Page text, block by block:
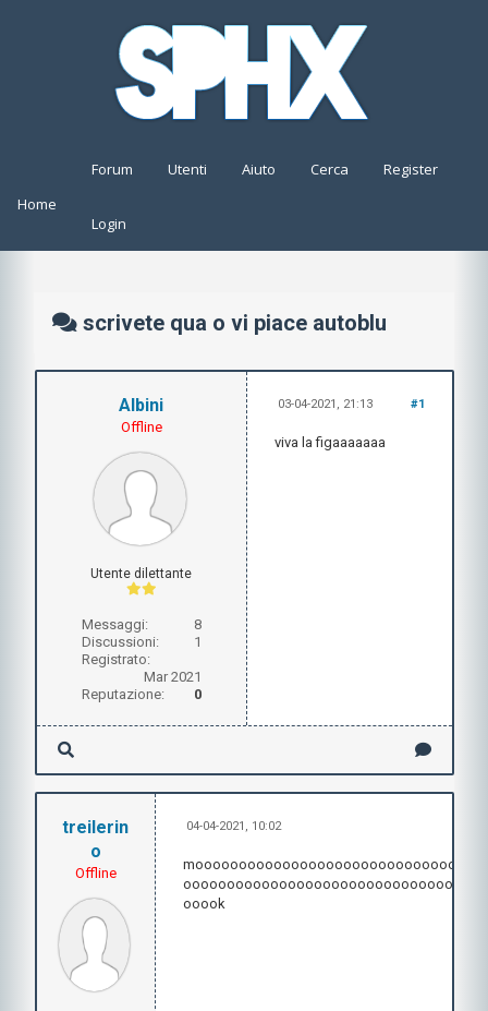
Home
Forum Utenti Aiuto Cerca Register
Login
scrivete qua o vi piace autoblu
Albini
Offline
Utente dilettante
Messaggi:
8
Discussioni:
1
Registrato:
Mar 2021
Reputazione:
0
#1
03-04-2021, 21:13
viva la figaaaaaaa
treilerin
o
Offline
04-04-2021, 10:02
ooook